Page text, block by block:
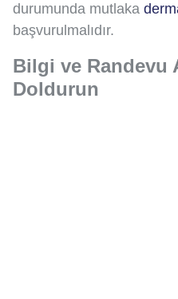
durumunda mutlaka
başvurulmalıdır.
Bilgi ve Randevu
Doldurun